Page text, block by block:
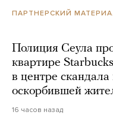
ПАРТНЕРСКИЙ
Полиция Сеула
квартире
в центре
оскорбившей
16 часов назад